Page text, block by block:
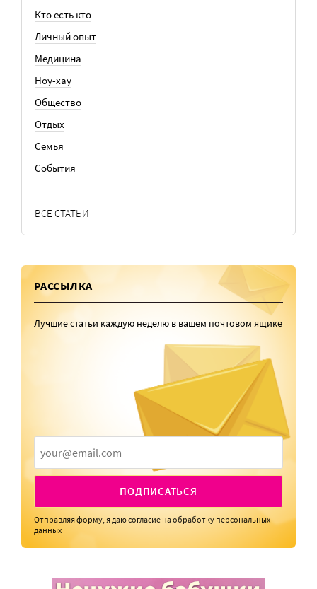
Кто есть кто
Личный опыт
Медицина
Ноу-хау
Общество
Отдых
Семья
События
ВСЕ СТАТЬИ
РАССЫЛКА
Лучшие статьи каждую неделю в вашем почтовом ящике
ПОДПИСАТЬСЯ
Отправляя форму, я даюсогласие на обработку персональных
данных